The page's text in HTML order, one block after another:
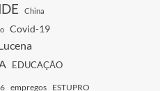
China
Covid-19
EDUCAÇÃO
empregos ESTUPRO